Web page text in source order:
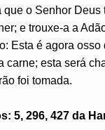
que o Senhor Deus
e trouxe-a a
Esta é agora osso
carne; esta será
foi tomada.
5, 296, 427 da